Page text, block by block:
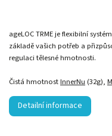
ageLOC TRME je flexibilní
základě vašich potřeb a
regulaci tělesné hmotnosti.
Čistá hmotnostInnerNu (32g),
Detailní informace